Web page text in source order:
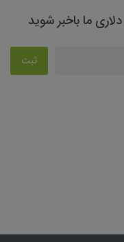
ما باخبر شوید
ثبت